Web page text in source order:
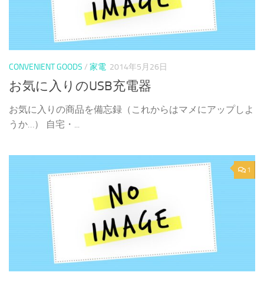
CONVENIENT GOODS / 家電 2014年5月26日
お気に入りのUSB充電器
お気に入りの商品を備忘録（これからはマメにアップしよ
うか…） 自宅・...
1